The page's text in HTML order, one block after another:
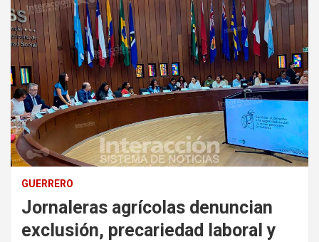
GUERRERO
Jornaleras agrícolas denuncian
exclusión, precariedad laboral y